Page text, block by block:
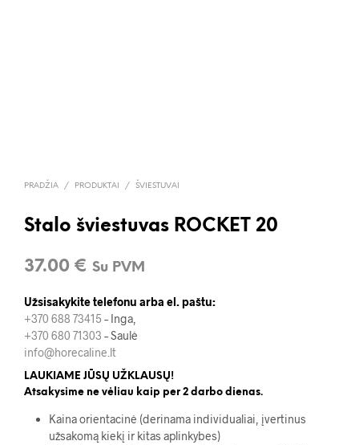
PRADŽIA / PRODUKTAI / ŠVIESTUVAI
Stalo šviestuvas ROCKET 20
37.00 € Su PVM
Užsisakykite telefonu arba el. paštu:
+370 688 73415 – Inga,
+370 680 71303 – Saulė
info@horecaline.lt
LAUKIAME JŪSŲ UŽKLAUSŲ!
Atsakysime ne vėliau kaip per 2 darbo dienas.
Kaina orientacinė (derinama individualiai, įvertinus
užsakomą kiekį ir kitas aplinkybes)